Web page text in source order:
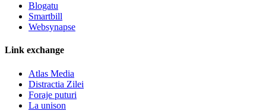
Blogatu
Smartbill
Websynapse
Link exchange
Atlas Media
Distractia Zilei
Foraje puturi
La unison